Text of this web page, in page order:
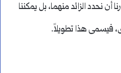
نحدد الزائد منهما، بل يمكننا
فيسمى هذا تطويلاً.